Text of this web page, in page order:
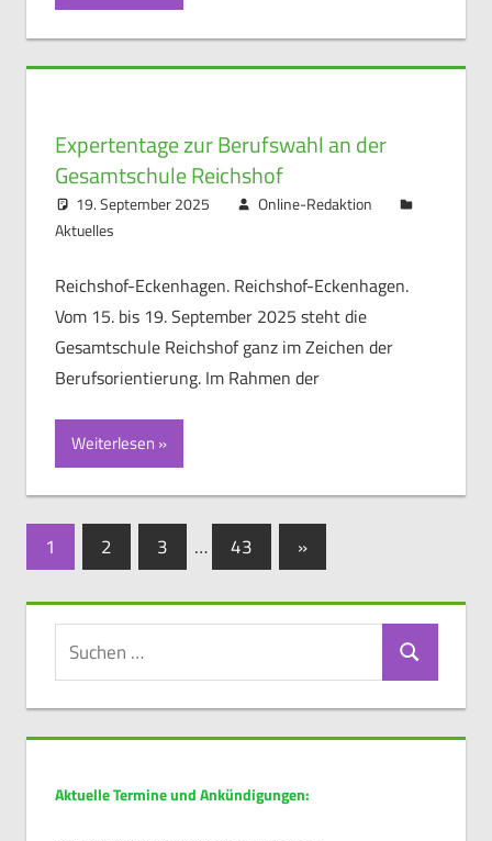
Expertentage zur Berufswahl an der
Gesamtschule Reichshof
19. September 2025
Online-Redaktion
Aktuelles
Reichshof-Eckenhagen. Reichshof-Eckenhagen.
Vom 15. bis 19. September 2025 steht die
Gesamtschule Reichshof ganz im Zeichen der
Berufsorientierung. Im Rahmen der
Weiterlesen
Seitennummerierung
Beiträge
1 2 3 … 43
Nächste
Beiträge
»
Suchen
Aktuelle Termine und Ankündigungen: